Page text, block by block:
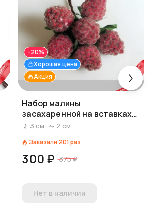
Акция
Хорошая цена
-20%
Набор малины
засахаренной на вставках
6шт., D2,2x3xL11см,
3 см 2 см
Заказали 201 раз
300 ₽ 375 ₽
Нет в наличии